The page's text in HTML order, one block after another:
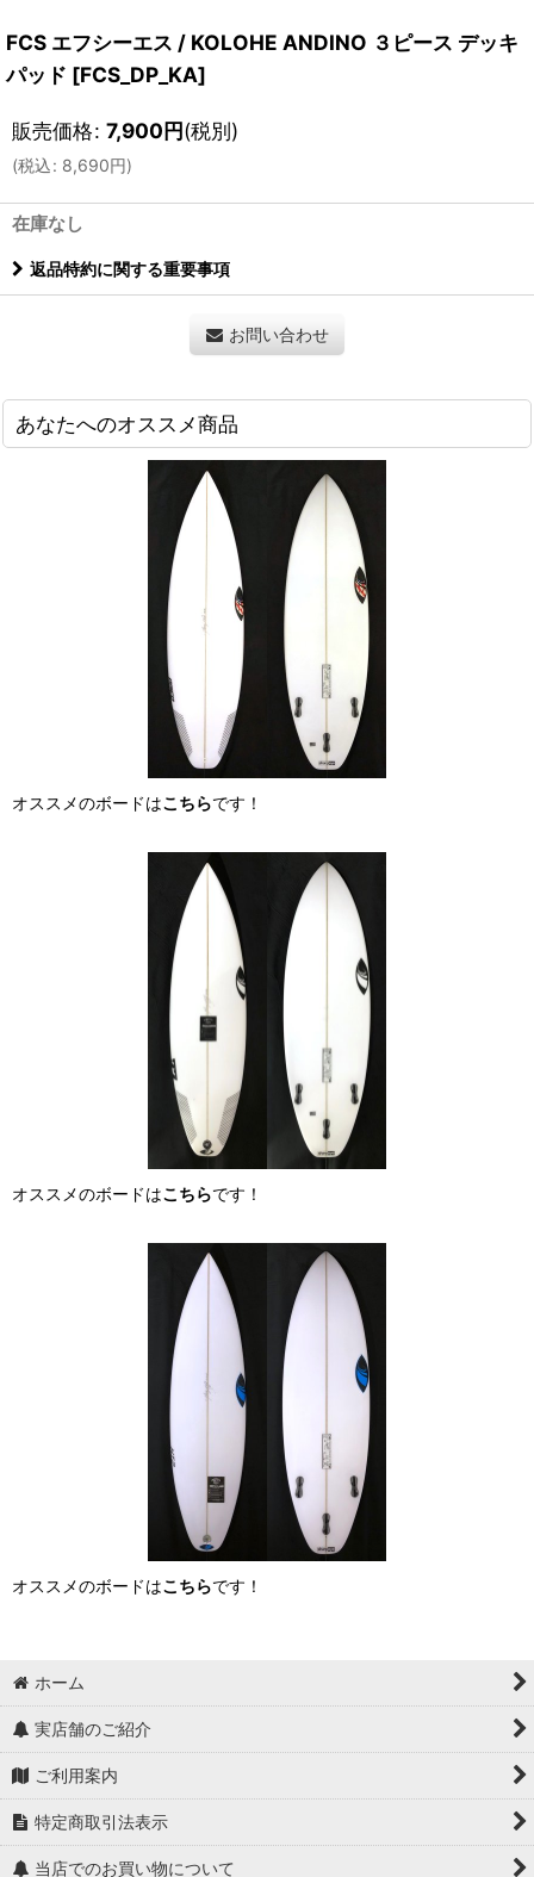
FCS エフシーエス / KOLOHE ANDINO ３ピース デッキ
パッド [FCS_DP_KA]
販売価格: 7,900円(税別)
(税込: 8,690円)
在庫なし
返品特約に関する重要事項
お問い合わせ
あなたへのオススメ商品
オススメのボードはこちらです！
オススメのボードはこちらです！
オススメのボードはこちらです！
ホーム
実店舗のご紹介
ご利用案内
特定商取引法表示
当店でのお買い物について